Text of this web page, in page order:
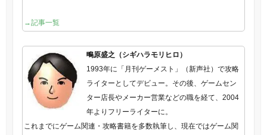
→記事一覧
鴫原盛之（シギハラモリヒロ）
1993年に「月刊ゲーメスト」（新声社）で攻略
ライターとしてデビュー。その後、ゲームセン
ター店長やメーカー営業などの職を経て、2004
年よりフリーライターに。
これまでにゲーム関連・攻略書籍を多数執筆し、現在ではゲーム関